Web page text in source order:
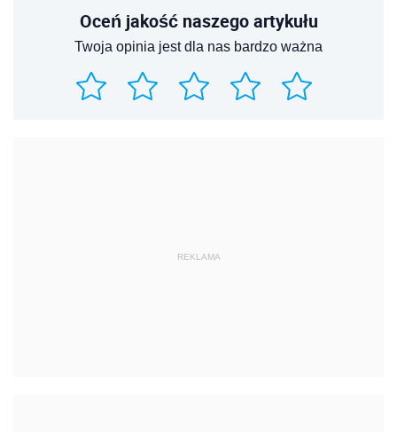
Oceń jakość naszego artykułu
Twoja opinia jest dla nas bardzo ważna
REKLAMA